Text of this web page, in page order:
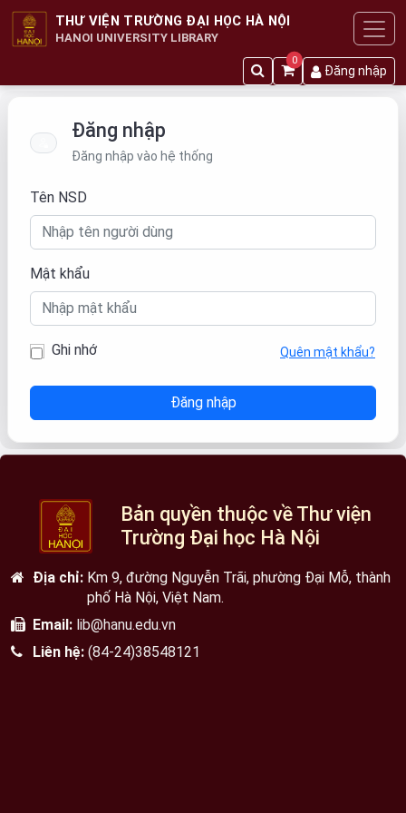
THƯ VIỆN TRƯỜNG ĐẠI HỌC HÀ NỘI
HANOI UNIVERSITY LIBRARY
0
Đăng nhập
Đăng nhập
Đăng nhập vào hệ thống
Tên NSD
Mật khẩu
Ghi nhớ Quên mật khẩu?
Bản quyền thuộc về Thư viện
Trường Đại học Hà Nội
Địa chỉ: Km 9, đường Nguyễn Trãi, phường Đại Mỗ, thành
phố Hà Nội, Việt Nam.
Email: lib@hanu.edu.vn
Liên hệ: (84-24)38548121